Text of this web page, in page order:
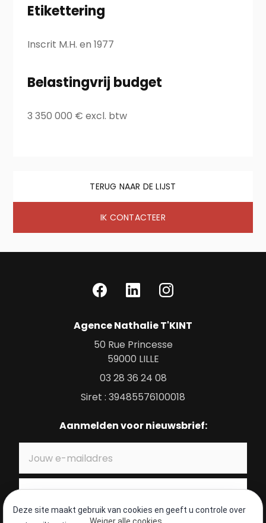
Etikettering
Inscrit M.H. en 1977
Belastingvrij budget
3 350 000 € excl. btw
TERUG NAAR DE LIJST
IK CONTACTEER
Agence Nathalie T'KINT
50 Rue Princesse
59000 LILLE
03 28 36 24 08
Siret : 39485576100018
Aanmelden voor nieuwsbrief:
Deze site maakt gebruik van cookies en geeft u controle over